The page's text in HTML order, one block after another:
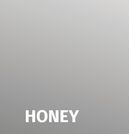
HONEY